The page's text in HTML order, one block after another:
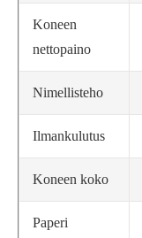
Koneen
nettopaino
Nimellisteho
Ilmankulutus
Koneen koko
Paperi